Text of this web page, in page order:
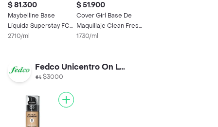
$ 81.300
Maybelline Base
Líquida Superstay FC
Warm Nude
2710/ml
$ 51.900
Cover Girl Base De
Maquillaje Clean Fresh
Light 540
1730/ml
Fedco Unicentro On Line
$3000